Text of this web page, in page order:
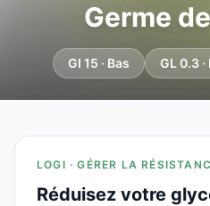
Germe
GI 15 · Bas GL 0.3 ·
LOGI · GÉRER LA
Réduisez votre